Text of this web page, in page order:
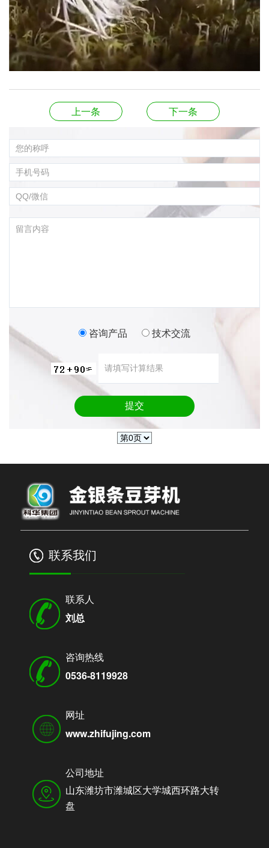
上一条 下一条
咨询产品 技术交流
联系我们
联系人
刘总
咨询热线
0536-8119928
网址
www.zhifujing.com
公司地址
山东潍坊市潍城区大学城西环路大转
盘